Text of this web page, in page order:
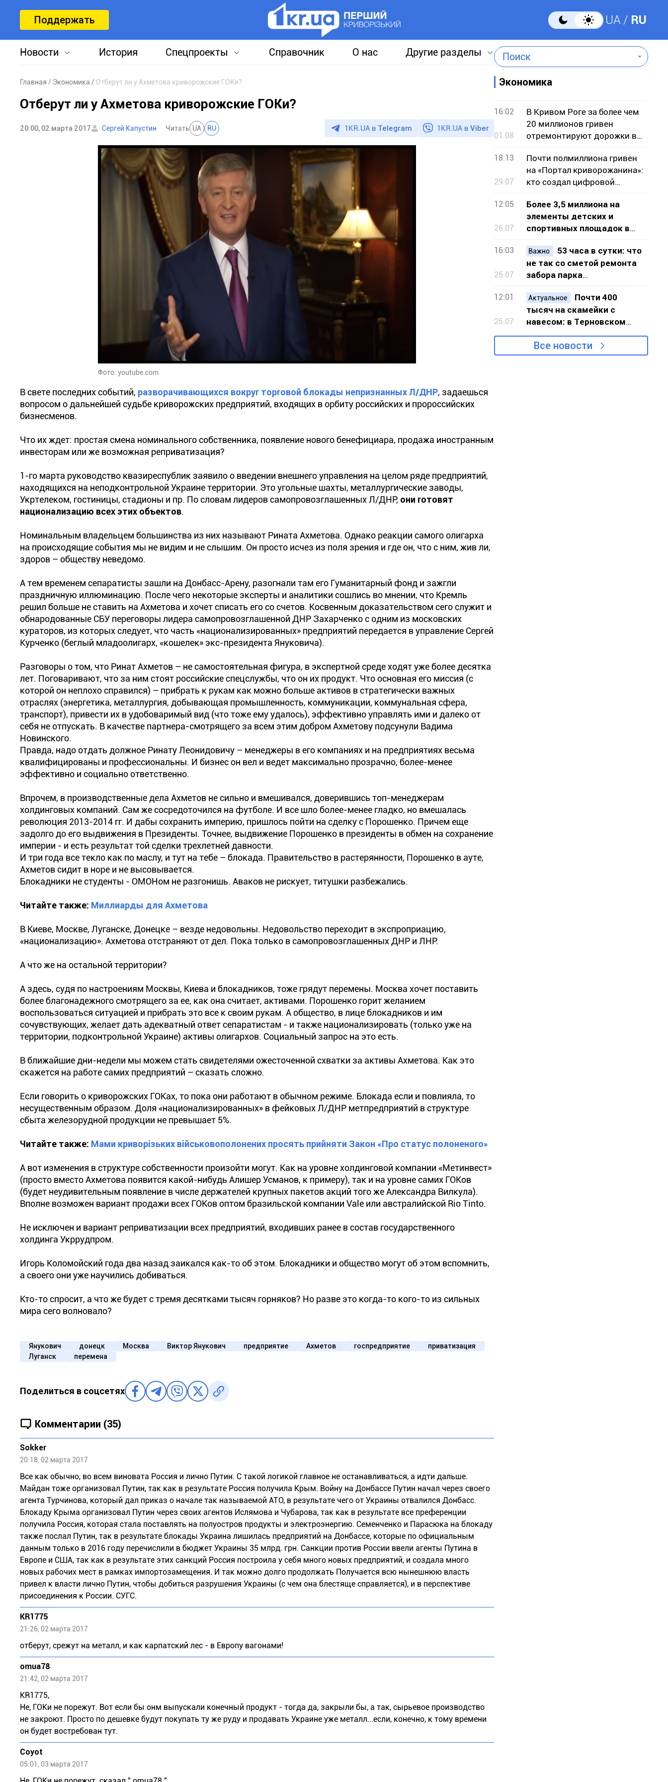
Поддержать UA RU
Новости История Спецпроекты Справочник О нас Другие разделы Поиск
Главная Экономика Отберут ли у Ахметова криворожские ГОКи?
Отберут ли у Ахметова криворожские ГОКи?
20:00, 02 марта 2017 Сергей Капустин Читать UA RU 1KR.UA в Telegram 1KR.UA в Viber
Фото: youtube.com
В свете последних событий, разворачивающихся вокруг торговой блокады непризнанных Л/ДНР, задаешься
вопросом о дальнейшей судьбе криворожских предприятий, входящих в орбиту российских и пророссийских
бизнесменов.
Что их ждет: простая смена номинального собственника, появление нового бенефициара, продажа иностранным
инвесторам или же возможная реприватизация?
1-го марта руководство квазиреспублик заявило о введении внешнего управления на целом ряде предприятий,
находящихся на неподконтрольной Украине территории. Это угольные шахты, металлургические заводы,
Укртелеком, гостиницы, стадионы и пр. По словам лидеров самопровозглашенных Л/ДНР, они готовят
национализацию всех этих объектов.
Номинальным владельцем большинства из них называют Рината Ахметова. Однако реакции самого олигарха
на происходящие события мы не видим и не слышим. Он просто исчез из поля зрения и где он, что с ним, жив ли,
здоров – обществу неведомо.
А тем временем сепаратисты зашли на Донбасс-Арену, разогнали там его Гуманитарный фонд и зажгли
праздничную иллюминацию. После чего некоторые эксперты и аналитики сошлись во мнении, что Кремль
решил больше не ставить на Ахметова и хочет списать его со счетов. Косвенным доказательством сего служит и
обнародованные СБУ переговоры лидера самопровозглашенной ДНР Захарченко с одним из московских
кураторов, из которых следует, что часть «национализированных» предприятий передается в управление Сергей
Курченко (беглый младоолигарх, «кошелек» экс-президента Януковича).
Разговоры о том, что Ринат Ахметов – не самостоятельная фигура, в экспертной среде ходят уже более десятка
лет. Поговаривают, что за ним стоят российские спецслужбы, что он их продукт. Что основная его миссия (с
которой он неплохо справился) – прибрать к рукам как можно больше активов в стратегически важных
отраслях (энергетика, металлургия, добывающая промышленность, коммуникации, коммунальная сфера,
транспорт), привести их в удобоваримый вид (что тоже ему удалось), эффективно управлять ими и далеко от
себя не отпускать. В качестве партнера-смотрящего за всем этим добром Ахметову подсунули Вадима
Новинского.
Правда, надо отдать должное Ринату Леонидовичу – менеджеры в его компаниях и на предприятиях весьма
квалифицированы и профессиональны. И бизнес он вел и ведет максимально прозрачно, более-менее
эффективно и социально ответственно.
Впрочем, в производственные дела Ахметов не сильно и вмешивался, доверившись топ-менеджерам
холдинговых компаний. Сам же сосредоточился на футболе. И все шло более-менее гладко, но вмешалась
революция 2013-2014 гг. И дабы сохранить империю, пришлось пойти на сделку с Порошенко. Причем еще
задолго до его выдвижения в Президенты. Точнее, выдвижение Порошенко в президенты в обмен на сохранение
империи - и есть результат той сделки трехлетней давности.
И три года все текло как по маслу, и тут на тебе – блокада. Правительство в растерянности, Порошенко в ауте,
Ахметов сидит в норе и не высовывается.
Блокадники не студенты - ОМОНом не разгонишь. Аваков не рискует, титушки разбежались.
Читайте также: Миллиарды для Ахметова
В Киеве, Москве, Луганске, Донецке – везде недовольны. Недовольство переходит в экспроприацию,
«национализацию». Ахметова отстраняют от дел. Пока только в самопровозглашенных ДНР и ЛНР.
А что же на остальной территории?
А здесь, судя по настроениям Москвы, Киева и блокадников, тоже грядут перемены. Москва хочет поставить
более благонадежного смотрящего за ее, как она считает, активами. Порошенко горит желанием
воспользоваться ситуацией и прибрать это все к своим рукам. А общество, в лице блокадников и им
сочувствующих, желает дать адекватный ответ сепаратистам - и также национализировать (только уже на
территории, подконтрольной Украине) активы олигархов. Социальный запрос на это есть.
В ближайшие дни-недели мы можем стать свидетелями ожесточенной схватки за активы Ахметова. Как это
скажется на работе самих предприятий – сказать сложно.
Если говорить о криворожских ГОКах, то пока они работают в обычном режиме. Блокада если и повлияла, то
несущественным образом. Доля «национализированных» в фейковых Л/ДНР метпредприятий в структуре
сбыта железорудной продукции не превышает 5%.
Читайте также: Мами криворізьких військовополонених просять прийняти Закон «Про статус полоненого»
А вот изменения в структуре собственности произойти могут. Как на уровне холдинговой компании «Метинвест»
(просто вместо Ахметова появится какой-нибудь Алишер Усманов, к примеру), так и на уровне самих ГОКов
(будет неудивительным появление в числе держателей крупных пакетов акций того же Александра Вилкула).
Вполне возможен вариант продажи всех ГОКов оптом бразильской компании Vale или австралийской Rio Tinto.
Не исключен и вариант реприватизации всех предприятий, входивших ранее в состав государственного
холдинга Укррудпром.
Игорь Коломойский года два назад заикался как-то об этом. Блокадники и общество могут об этом вспомнить,
а своего они уже научились добиваться.
Кто-то спросит, а что же будет с тремя десятками тысяч горняков? Но разве это когда-то кого-то из сильных
мира сего волновало?
Янукович донецк Москва Виктор Янукович предприятие Ахметов госпредприятие
приватизация
Луганск
перемена
Поделиться в соцсетях
Комментарии (35)
Sokker
20:18, 02 марта 2017
Все как обычно, во всем виновата Россия и лично Путин. С такой логикой главное не останавливаться, а идти дальше.
Майдан тоже организовал Путин, так как в результате Россия получила Крым. Войну на Донбассе Путин начал через своего
агента Турчинова, который дал приказ о начале так называемой АТО, в результате чего от Украины отвалился Донбасс.
Блокаду Крыма организовал Путин через своих агентов Ислямова и Чубарова, так как в результате все преференции
получила Россия, которая стала поставлять на полуостров продукты и электроэнергию. Семенченко и Парасюка на блокаду
также послал Путин, так в результате блокады Украина лишилась предприятий на Донбассе, которые по официальным
данным только в 2016 году перечислили в бюджет Украины 35 млрд. грн. Санкции против России ввели агенты Путина в
Европе и США, так как в результате этих санкций Россия построила у себя много новых предприятий, и создала много
новых рабочих мест в рамках импортозамещения. И так можно долго продолжать Получается всю нынешнюю власть
привел к власти лично Путин, чтобы добиться разрушения Украины (с чем она блестяще справляется), и в перспективе
присоединения к России. СУГС.
KR1775
21:26, 02 марта 2017
отберут, срежут на металл, и как карпатский лес - в Европу вагонами!
omua78
21:42, 02 марта 2017
KR1775,
Не, ГОКи не порежут. Вот если бы онм выпускали конечный продукт - тогда да, закрыли бы, а так, сырьевое производство
не закроют. Просто по дешевке будут покупать ту же руду и продавать Украине уже металл...если, конечно, к тому времени
он будет востребован тут.
Coyot
05:01, 03 марта 2017
Экономика
16:02
01.08
В Кривом Роге за более чем
20 миллионов гривен
отремонтируют дорожки в
парке
18:13
29.07
Почти полмиллиона гривен
на «Портал криворожанина»:
кто создал цифровой
сервис для горожан
12:05
26.07
Более 3,5 миллиона на
элементы детских и
спортивных площадок в
шести локациях Кривого
Рога
16:03
25.07
Важно
53 часа в сутки: что
не так со сметой ремонта
забора парка
«Шахтёрский» в Кривом
Роге
12:01
25.07
Актуальное
Почти 400
тысяч на скамейки с
навесом: в Терновском
районе Кривого Рога
закупят 20 новых скамеек
Все новости